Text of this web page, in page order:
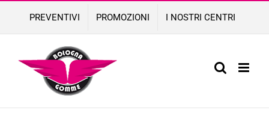
content
PREVENTIVI PROMOZIONI I NOSTRI CENTRI